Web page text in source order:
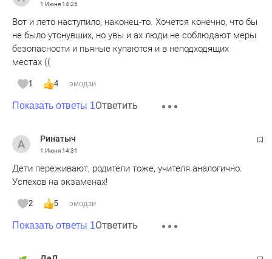
1 Июня14:25
Вот и лето наступило, наконец-то. Хочется конечно, что бы
не было утонувших, но увы и ах люди не соблюдают меры
безопасности и пьяные купаются и в неподходящих
местах ((
1 4 эмодзи
Показать ответы 1Ответить
Ринатыч
1 Июня14:31
Дети переживают, родители тоже, учителя аналогично.
Успехов на экзаменах!
2 5 эмодзи
Показать ответы 1Ответить